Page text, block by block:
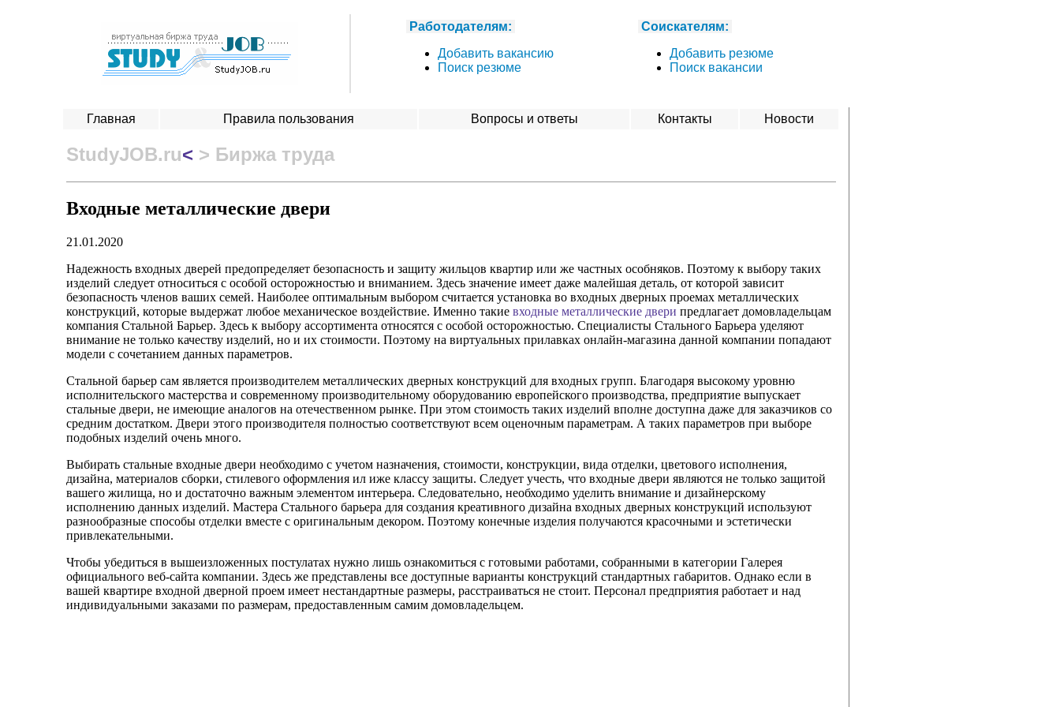
Работодателям:
Добавить вакансию
Поиск резюме
Соискателям:
Добавить резюме
Поиск вакансии
Главная Правила пользования Вопросы и ответы Контакты Новости
StudyJOB.ru< > Биржа труда
Входные металлические двери
21.01.2020
Надежность входных дверей предопределяет безопасность и защиту жильцов квартир или же частных особняков. Поэтому к выбору таких
изделий следует относиться с особой осторожностью и вниманием. Здесь значение имеет даже малейшая деталь, от которой зависит
безопасность членов ваших семей. Наиболее оптимальным выбором считается установка во входных дверных проемах металлических
конструкций, которые выдержат любое механическое воздействие. Именно такие входные металлические двери предлагает домовладельцам
компания Стальной Барьер. Здесь к выбору ассортимента относятся с особой осторожностью. Специалисты Стального Барьера уделяют
внимание не только качеству изделий, но и их стоимости. Поэтому на виртуальных прилавках онлайн-магазина данной компании попадают
модели с сочетанием данных параметров.
Стальной барьер сам является производителем металлических дверных конструкций для входных групп. Благодаря высокому уровню
исполнительского мастерства и современному производительному оборудованию европейского производства, предприятие выпускает
стальные двери, не имеющие аналогов на отечественном рынке. При этом стоимость таких изделий вполне доступна даже для заказчиков со
средним достатком. Двери этого производителя полностью соответствуют всем оценочным параметрам. А таких параметров при выборе
подобных изделий очень много.
Выбирать стальные входные двери необходимо с учетом назначения, стоимости, конструкции, вида отделки, цветового исполнения,
дизайна, материалов сборки, стилевого оформления ил иже классу защиты. Следует учесть, что входные двери являются не только защитой
вашего жилища, но и достаточно важным элементом интерьера. Следовательно, необходимо уделить внимание и дизайнерскому
исполнению данных изделий. Мастера Стального барьера для создания креативного дизайна входных дверных конструкций используют
разнообразные способы отделки вместе с оригинальным декором. Поэтому конечные изделия получаются красочными и эстетически
привлекательными.
Чтобы убедиться в вышеизложенных постулатах нужно лишь ознакомиться с готовыми работами, собранными в категории Галерея
официального веб-сайта компании. Здесь же представлены все доступные варианты конструкций стандартных габаритов. Однако если в
вашей квартире входной дверной проем имеет нестандартные размеры, расстраиваться не стоит. Персонал предприятия работает и над
индивидуальными заказами по размерам, предоставленным самим домовладельцем.